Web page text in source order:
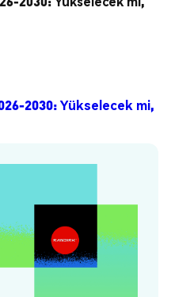
2030: Yükselecek mi,